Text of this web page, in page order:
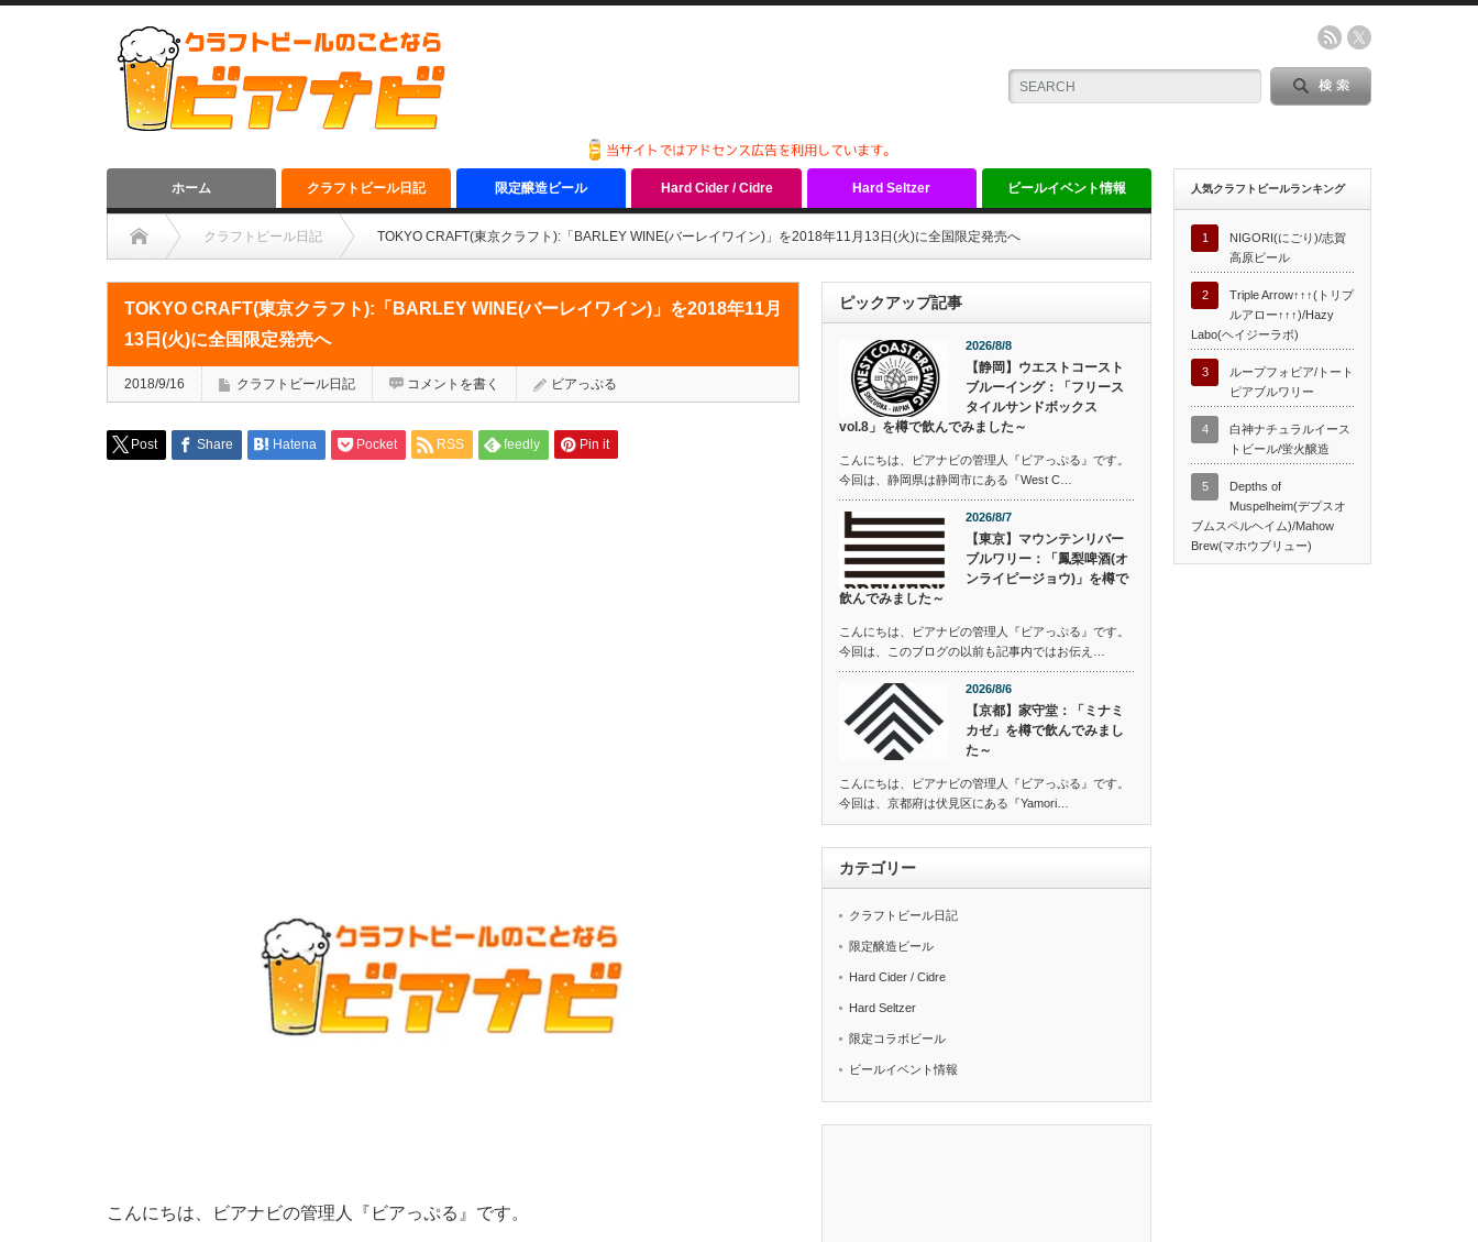
ホーム クラフトビール日記 限定醸造ビール Hard Cider / Cidre Hard Seltzer ビールイベント情報
クラフトビール日記 TOKYO CRAFT(東京クラフト):「BARLEY WINE(バーレイワイン)」を2018年11月13日(火)に全国限定発売へ
TOKYO CRAFT(東京クラフト):「BARLEY WINE(バーレイワイン)」を2018年11月
13日(火)に全国限定発売へ
2018/9/16 クラフトビール日記 コメントを書く ビアっぷる
Post Share Hatena Pocket RSS feedly Pin it
こんにちは、ビアナビの管理人『ビアっぷる』です。
ピックアップ記事
2026/8/8
【静岡】ウエストコースト
ブルーイング：「フリース
タイルサンドボックス
vol.8」を樽で飲んでみました～
こんにちは、ビアナビの管理人『ビアっぷる』です。
今回は、静岡県は静岡市にある『West C…
2026/8/7
【東京】マウンテンリバー
ブルワリー：「鳳梨啤酒(オ
ンライピージョウ)」を樽で
飲んでみました～
こんにちは、ビアナビの管理人『ビアっぷる』です。
今回は、このブログの以前も記事内ではお伝え…
2026/8/6
【京都】家守堂：「ミナミ
カゼ」を樽で飲んでみまし
た～
こんにちは、ビアナビの管理人『ビアっぷる』です。
今回は、京都府は伏見区にある『Yamori…
カテゴリー
クラフトビール日記
限定醸造ビール
Hard Cider / Cidre
Hard Seltzer
限定コラボビール
ビールイベント情報
人気クラフトビールランキング
1
NIGORI(にごり)/志賀
高原ビール
2
Triple Arrow↑↑↑(トリプ
ルアロー↑↑↑)/Hazy
Labo(ヘイジーラボ)
3
ループフォビア/トート
ピアブルワリー
4
白神ナチュラルイース
トビール/蛍火醸造
5
Depths of
Muspelheim(デプスオ
ブムスペルヘイム)/Mahow
Brew(マホウブリュー)